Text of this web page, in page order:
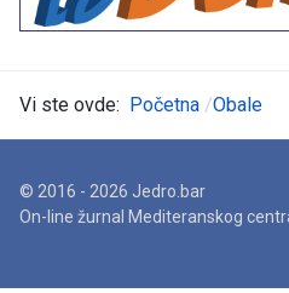
Vi ste ovde: Početna Obale
© 2016 - 2026 Jedro.bar
On-line žurnal Mediteranskog